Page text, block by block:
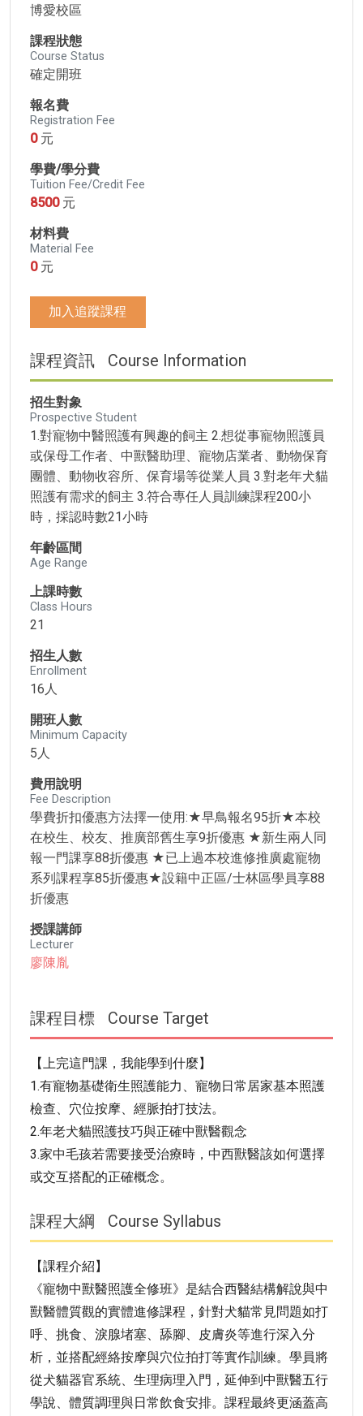
博愛校區
課程狀態
Course Status
確定開班
報名費
Registration Fee
0 元
學費/學分費
Tuition Fee/Credit Fee
8500 元
材料費
Material Fee
0 元
加入追蹤課程
課程資訊 Course Information
招生對象
Prospective Student
1.對寵物中醫照護有興趣的飼主 2.想從事寵物照護員
或保母工作者、中獸醫助理、寵物店業者、動物保育
團體、動物收容所、保育場等從業人員 3.對老年犬貓
照護有需求的飼主 3.符合專任人員訓練課程200小
時，採認時數21小時
年齡區間
Age Range
上課時數
Class Hours
21
招生人數
Enrollment
16人
開班人數
Minimum Capacity
5人
費用說明
Fee Description
學費折扣優惠方法擇一使用:★早鳥報名95折★本校
在校生、校友、推廣部舊生享9折優惠 ★新生兩人同
報一門課享88折優惠 ★已上過本校進修推廣處寵物
系列課程享85折優惠★設籍中正區/士林區學員享88
折優惠
授課講師
Lecturer
廖陳胤
課程目標 Course Target
【上完這門課，我能學到什麼】
1.有寵物基礎衛生照護能力、寵物日常居家基本照護
檢查、穴位按摩、經脈拍打技法。
2.年老犬貓照護技巧與正確中獸醫觀念
3.家中毛孩若需要接受治療時，中西獸醫該如何選擇
或交互搭配的正確概念。
課程大綱 Course Syllabus
【課程介紹】
《寵物中獸醫照護全修班》是結合西醫結構解說與中
獸醫體質觀的實體進修課程，針對犬貓常見問題如打
呼、挑食、淚腺堵塞、舔腳、皮膚炎等進行深入分
析，並搭配經絡按摩與穴位拍打等實作訓練。學員將
從犬貓器官系統、生理病理入門，延伸到中獸醫五行
學說、體質調理與日常飲食安排。課程最終更涵蓋高